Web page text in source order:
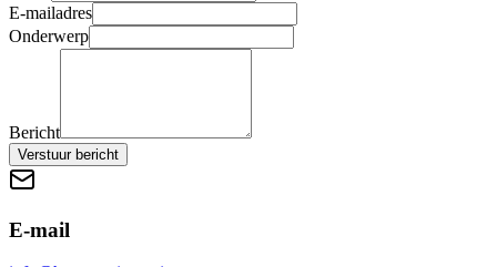
E-mailadres
Onderwerp
Bericht
Verstuur bericht
E-mail